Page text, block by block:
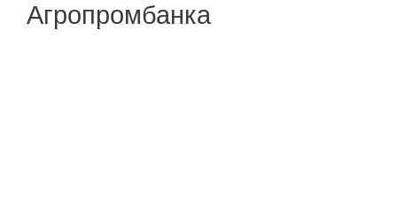
Агропромбанка